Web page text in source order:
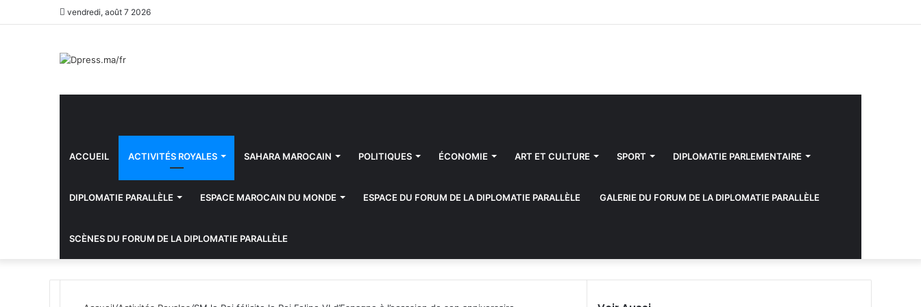
vendredi, août 7 2026
ACCUEIL ACTIVITÉS ROYALES SAHARA MAROCAIN POLITIQUES ÉCONOMIE ART ET CULTURE SPORT DIPLOMATIE PARLEMENTAIRE
DIPLOMATIE PARALLÈLE ESPACE MAROCAIN DU MONDE ESPACE DU FORUM DE LA DIPLOMATIE PARALLÈLE GALERIE DU FORUM DE LA DIPLOMATIE PARALLÈLE
SCÈNES DU FORUM DE LA DIPLOMATIE PARALLÈLE